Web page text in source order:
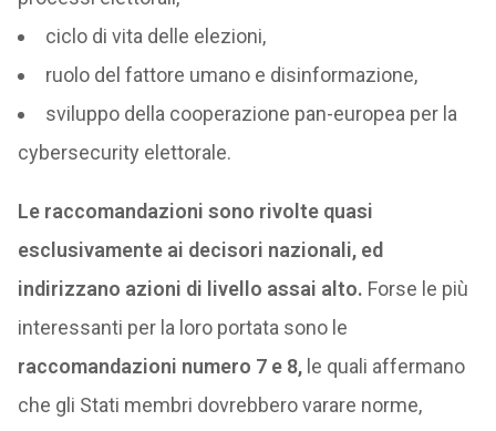
ciclo di vita delle elezioni,
ruolo del fattore umano e disinformazione,
sviluppo della cooperazione pan-europea per la
cybersecurity elettorale.
Le raccomandazioni sono rivolte quasi
esclusivamente ai decisori nazionali, ed
indirizzano azioni di livello assai alto. Forse le più
interessanti per la loro portata sono le
raccomandazioni numero 7 e 8,le quali affermano
che gli Stati membri dovrebbero varare norme,